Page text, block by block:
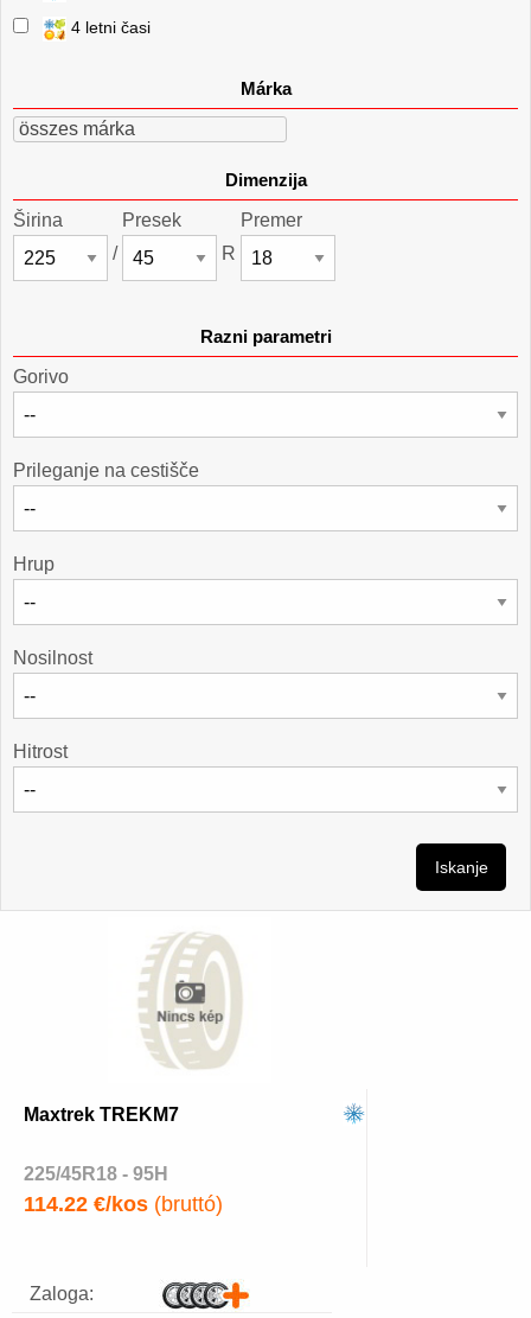
4 letni časi
Márka
összes márka
Dimenzija
Širina
/
Presek
R
Premer
Razni parametri
Gorivo
Prileganje na cestišče
Hrup
Nosilnost
Hitrost
Iskanje
Maxtrek TREKM7
225/45R18 - 95H
114.22 €/kos (bruttó)
Zaloga: